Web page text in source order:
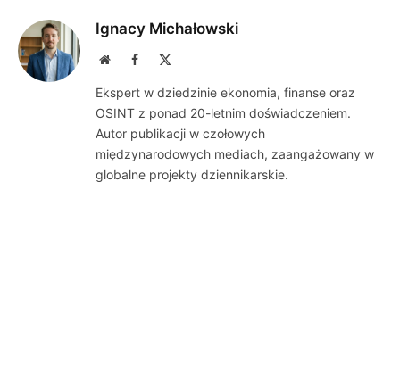
Ignacy Michałowski
WebsiteFacebook
Ekspert w dziedzinie ekonomia, finanse oraz
OSINT z ponad 20-letnim doświadczeniem.
Autor publikacji w czołowych
międzynarodowych mediach, zaangażowany w
globalne projekty dziennikarskie.